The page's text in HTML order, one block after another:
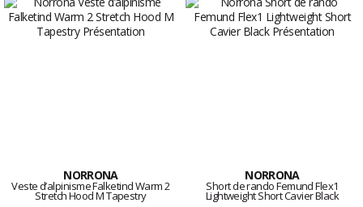
NORRONA
Veste d’alpinisme Falketind Warm 2
Stretch Hood M Tapestry
NORRONA
Short de rando Femund Flex1
Lightweight Short Cavier Black